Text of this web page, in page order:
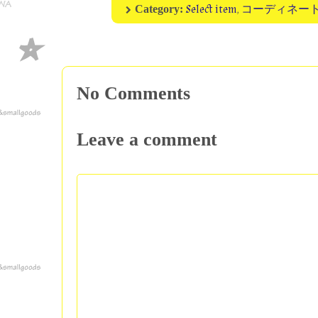
Category: Select item, コーディネート
No Comments
Leave a comment